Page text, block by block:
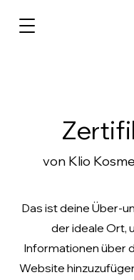
von Klio
Das ist deine Über-
der ideale Ort,
Informationen über
Website